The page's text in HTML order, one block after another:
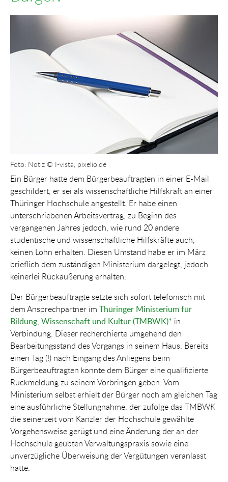
Show larger version for:
Foto: Notiz © I-vista, pixelio.de
Ein Bürger hatte dem Bürgerbeauftragten in einer E-Mail
geschildert, er sei als wissenschaftliche Hilfskraft an einer
Thüringer Hochschule angestellt. Er habe einen
unterschriebenen Arbeitsvertrag, zu Beginn des
vergangenen Jahres jedoch, wie rund 20 andere
studentische und wissenschaftliche Hilfskräfte auch,
keinen Lohn erhalten. Diesen Umstand habe er im März
brieflich dem zuständigen Ministerium dargelegt, jedoch
keinerlei Rückäußerung erhalten.
Der Bürgerbeauftragte setzte sich sofort telefonisch mit
dem Ansprechpartner im Thüringer Ministerium für
Bildung, Wissenschaft und Kultur (TMBWK)* in
Verbindung. Dieser recherchierte umgehend den
Bearbeitungsstand des Vorgangs in seinem Haus. Bereits
einen Tag (!) nach Eingang des Anliegens beim
Bürgerbeauftragten konnte dem Bürger eine qualifizierte
Rückmeldung zu seinem Vorbringen geben. Vom
Ministerium selbst erhielt der Bürger noch am gleichen Tag
eine ausführliche Stellungnahme, der zufolge das TMBWK
die seinerzeit vom Kanzler der Hochschule gewählte
Vorgehensweise gerügt und eine Änderung der an der
Hochschule geübten Verwaltungspraxis sowie eine
unverzügliche Überweisung der Vergütungen veranlasst
hatte.